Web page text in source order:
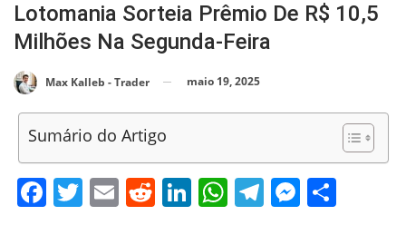
Lotomania Sorteia Prêmio De R$ 10,5
Milhões Na Segunda-Feira
Max Kalleb - Trader maio 19, 2025
Sumário do Artigo
Facebook
Twitter
EmailReddit
LinkedIn
WhatsApp
Telegram